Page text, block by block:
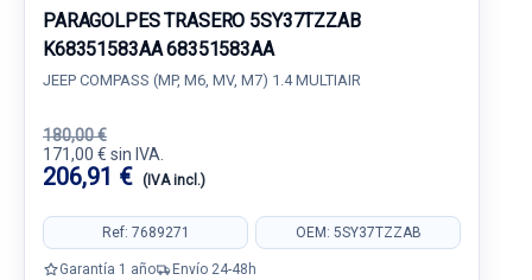
PARAGOLPES TRASERO 5SY37TZZAB
K68351583AA 68351583AA
JEEP COMPASS (MP, M6, MV, M7) 1.4 MULTIAIR
180,00 €
171,00 € sin IVA.
206,91 € (IVA incl.)
Ref: 7689271 OEM: 5SY37TZZAB
Garantía 1 año Envío 24-48h